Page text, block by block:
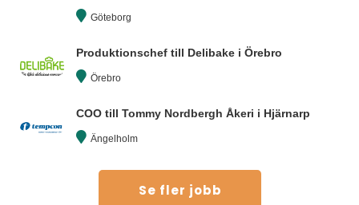
Göteborg
Produktionschef till Delibake i Örebro
Örebro
COO till Tommy Nordbergh Åkeri i Hjärnarp
Ängelholm
Se fler jobb